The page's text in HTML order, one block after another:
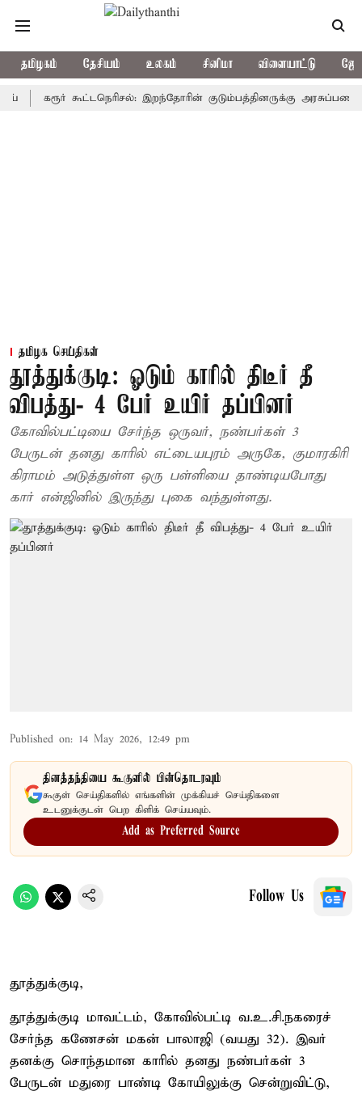
தமிழகம் தேசியம் உலகம் சினிமா விளையாட்டு
கரூர் கூட்டநெரிசல்: இறந்தோரின் குடும்பத்தினருக்கு அரசுப்பணி
தமிழக செய்திகள்
தூத்துக்குடி: ஓடும் காரில் திடீர் தீ
விபத்து- 4 பேர் உயிர் தப்பினர்
கோவில்பட்டியை சேர்ந்த ஒருவர், நண்பர்கள் 3
பேருடன் தனது காரில் எட்டையபுரம் அருகே, குமாரகிரி
கிராமம் அடுத்துள்ள ஒரு பள்ளியை தாண்டியபோது
கார் என்ஜினில் இருந்து புகை வந்துள்ளது.
Published on: 14 May 2026, 12:49 pm
தினத்தந்தியை கூகுளில் பின்தொடரவும்
கூகுள் செய்திகளில் எங்களின் முக்கியச் செய்திகளை
உடனுக்குடன் பெற கிளிக் செய்யவும்.
Add as Preferred Source
Follow Us
தூத்துக்குடி,
தூத்துக்குடி மாவட்டம், கோவில்பட்டி வ.உ.சி.நகரைச்
சேர்ந்த கணேசன் மகன் பாலாஜி (வயது 32). இவர்
தனக்கு சொந்தமான காரில் தனது நண்பர்கள் 3
பேருடன் மதுரை பாண்டி கோயிலுக்கு சென்றுவிட்டு,